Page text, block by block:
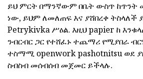
ይህ ምርት በማንኛውም በቤት ውስጥ ከጥንት
ነው, ይህም ለመለጠፍ እና ያሸበረቀ ትስላለች
Petrykivka ሥዕል. እዚህ papier ከ
ንብርብር ጋር የተሸፈኑ ተጨማሪ የሚያበራ
ተስማሚ openwork pashotnitsu ወደ
ስብስብ መሰብሰብ መጀመር ይችላሉ.